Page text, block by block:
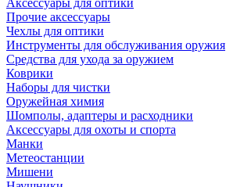
Аксессуары для оптики
Прочие аксессуары
Чехлы для оптики
Инструменты для обслуживания оружия
Средства для ухода за оружием
Коврики
Наборы для чистки
Оружейная химия
Шомполы, адаптеры и расходники
Аксессуары для охоты и спорта
Манки
Метеостанции
Мишени